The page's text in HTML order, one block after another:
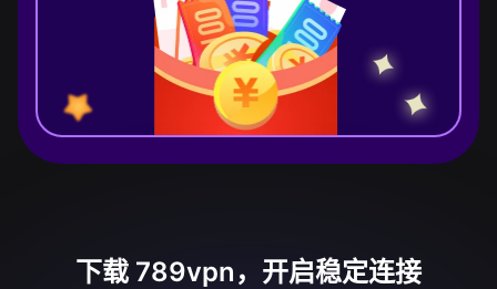
下载 789vpn，开启稳定连接